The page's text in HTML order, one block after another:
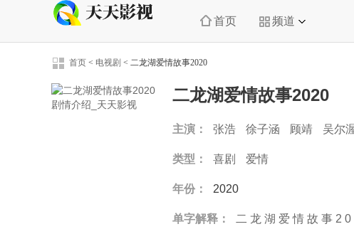
首页 频道
首页 < 电视剧 < 二龙湖爱情故事2020
二龙湖爱情故事2020
主演： 张浩 徐子涵 顾靖 吴尔
类型： 喜剧 爱情
年份： 2020
单字解释： 二 龙 湖 爱 情 故 事 2 0